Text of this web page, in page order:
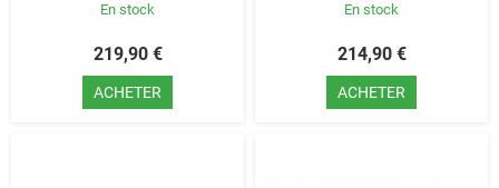
En stock
219,90 €
ACHETER
En stock
214,90 €
ACHETER